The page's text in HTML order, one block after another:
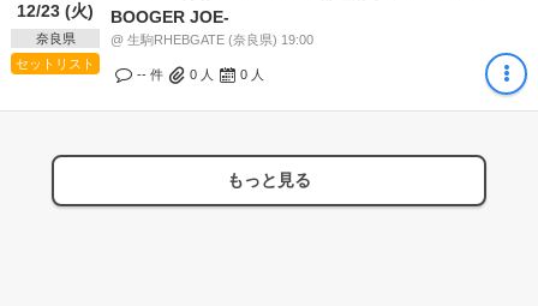
12/23 (火)
奈良県
セットリスト
BOOGER JOE-
@ 生駒RHEBGATE (奈良県) 19:00
-- 件 0 人 0 人
もっと見る